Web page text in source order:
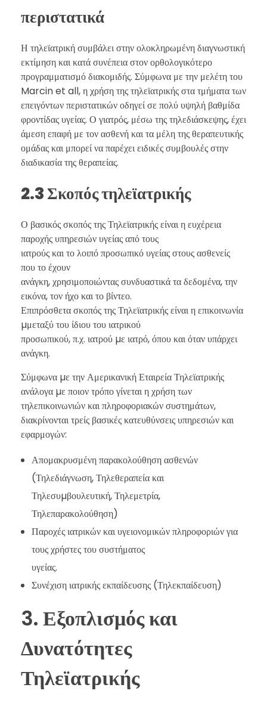
περιστατικά
Η τηλεϊατρική συμβάλει στην ολοκληρωμένη διαγνωστική
εκτίμηση και κατά συνέπεια στον ορθολογικότερο
προγραμματισμό διακομιδής. Σύμφωνα με την μελέτη του
Marcin et all, η χρήση της τηλεϊατρικής στα τμήματα των
επειγόντων περιστατικών οδηγεί σε πολύ υψηλή βαθμίδα
φροντίδας υγείας. Ο γιατρός, μέσω της τηλεδιάσκεψης, έχει
άμεση επαφή με τον ασθενή και τα μέλη της θεραπευτικής
ομάδας και μπορεί να παρέχει ειδικές συμβουλές στην
διαδικασία της θεραπείας.
2.3 Σκοπός τηλεϊατρικής
Ο βασικός σκοπός της Τηλεϊατρικής είναι η ευχέρεια
παροχής υπηρεσιών υγείας από τους
ιατρούς και το λοιπό προσωπικό υγείας στους ασθενείς
που το έχουν
ανάγκη, χρησιμοποιώντας συνδυαστικά τα δεδομένα, την
εικόνα, τον ήχο και το βίντεο.
Επιπρόσθετα σκοπός της Τηλεϊατρικής είναι η επικοινωνία
µμεταξύ του ίδιου του ιατρικού
προσωπικού, π.χ. ιατρού µε ιατρό, όπου και όταν υπάρχει
ανάγκη.
Σύμφωνα µε την Αμερικανική Εταιρεία Τηλεϊατρικής
ανάλογα µε ποιον τρόπο γίνεται η χρήση των
τηλεπικοινωνιών και πληροφοριακών συστημάτων,
διακρίνονται τρείς βασικές κατευθύνσεις υπηρεσιών και
εφαρμογών:
Απομακρυσμένη παρακολούθηση ασθενών
(Τηλεδιάγνωση, Τηλεθεραπεία και
Τηλεσυµβουλευτική, Τηλεμετρία,
Τηλεπαρακολούθηση)
Παροχές ιατρικών και υγειονομικών πληροφοριών για
τους χρήστες του συστήματος
υγείας.
Συνέχιση ιατρικής εκπαίδευσης (Τηλεκπαίδευση)
3. Εξοπλισμός και
Δυνατότητες
Τηλεϊατρικής